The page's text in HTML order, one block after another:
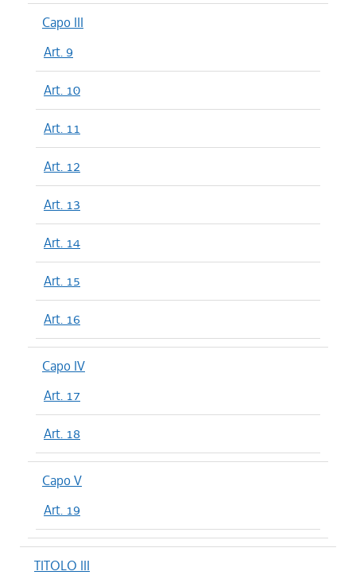
Capo III
Art. 9
Art. 10
Art. 11
Art. 12
Art. 13
Art. 14
Art. 15
Art. 16
Capo IV
Art. 17
Art. 18
Capo V
Art. 19
TITOLO III